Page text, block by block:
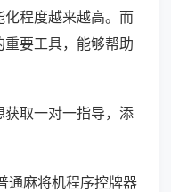
程度越来越高。而
要工具，能够帮助
取一对一指导，添
通麻将机程序控牌器